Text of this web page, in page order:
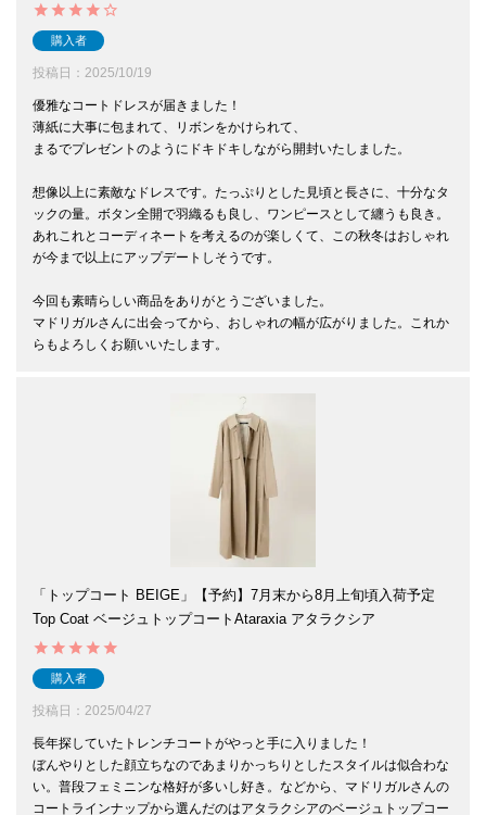
購入者
投稿日 2025/10/19
優雅なコートドレスが届きました！
薄紙に大事に包まれて、リボンをかけられて、
まるでプレゼントのようにドキドキしながら開封いたしました。
想像以上に素敵なドレスです。たっぷりとした見頃と長さに、十分なタ
ックの量。ボタン全開で羽織るも良し、ワンピースとして纏うも良き。
あれこれとコーディネートを考えるのが楽しくて、この秋冬はおしゃれ
が今まで以上にアップデートしそうです。
今回も素晴らしい商品をありがとうございました。
マドリガルさんに出会ってから、おしゃれの幅が広がりました。これか
らもよろしくお願いいたします。
「トップコート BEIGE」【予約】7月末から8月上旬頃入荷予定
Top Coat ベージュトップコートAtaraxia アタラクシア
購入者
投稿日 2025/04/27
長年探していたトレンチコートがやっと手に入りました！
ぼんやりとした顔立ちなのであまりかっちりとしたスタイルは似合わな
い。普段フェミニンな格好が多いし好き。などから、マドリガルさんの
コートラインナップから選んだのはアタラクシアのベージュトップコー